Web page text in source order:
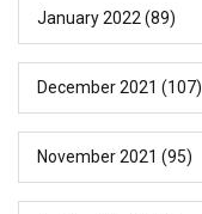
January 2022 (89)
December 2021 (107)
November 2021 (95)